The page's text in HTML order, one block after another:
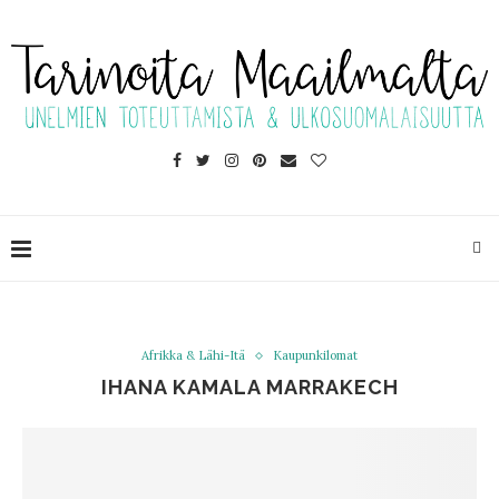
Afrikka & Lähi-Itä Kaupunkilomat
IHANA KAMALA MARRAKECH